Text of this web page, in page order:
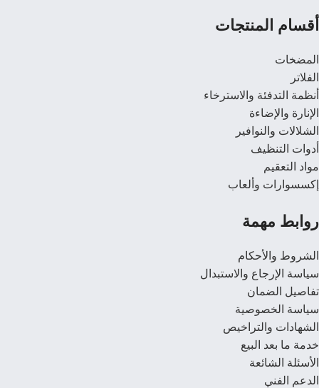
أقسام المنتجات
المضخات
الفلاتر
أنظمة التدفئة والاسترخاء
الإنارة والإضاءة
الشلالات والنوافير
أدوات التنظيف
مواد التعقيم
إكسسوارات وألعاب
روابط مهمة
الشروط والأحكام
سياسة الإرجاع والاستبدال
تفاصيل الضمان
سياسة الخصوصية
الشهادات والتراخيص
خدمة ما بعد البيع
الأسئلة الشائعة
الدعم الفني